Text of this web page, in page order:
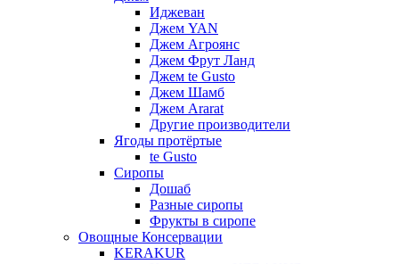
Иджеван
Джем YAN
Джем Агроянс
Джем Фрут Ланд
Джем te Gusto
Джем Шамб
Джем Ararat
Другие производители
Ягоды протёртые
te Gusto
Сиропы
Дошаб
Разные сиропы
Фрукты в сиропе
Овощные Консервации
KERAKUR